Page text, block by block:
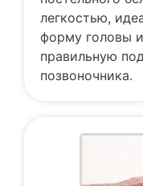
легкостью,
форму головы
правильную
позвоночника.